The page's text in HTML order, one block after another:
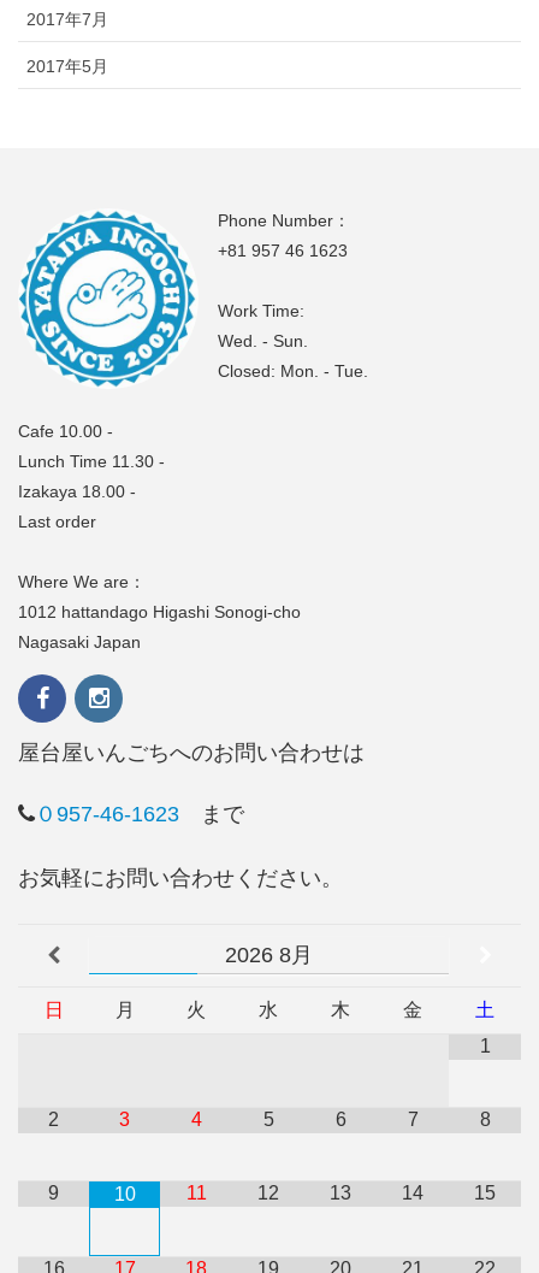
2017年7月
2017年5月
Phone Number：
+81 957 46 1623
Work Time:
Wed. - Sun.
Closed: Mon. - Tue.
Cafe 10.00 -
Lunch Time 11.30 -
Izakaya 18.00 -
Last order
Where We are：
1012 hattandago Higashi Sonogi-cho
Nagasaki Japan
屋台屋いんごちへのお問い合わせは
０957-46-1623 まで
お気軽にお問い合わせください。
2026 8月
日 月 火 水 木 金
土
1
2 3 4 5 6 7 8
9 10 11 12 13 14 15
16 17 18 19 20 21 22